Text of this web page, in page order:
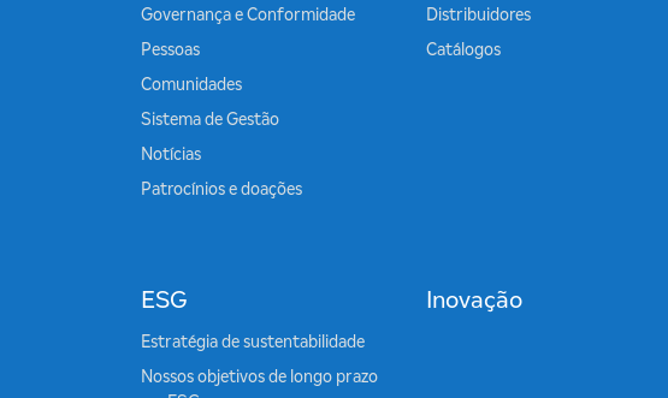
Governança e Conformidade
Pessoas
Comunidades
Sistema de Gestão
Notícias
Patrocínios e doações
Distribuidores
Catálogos
ESG
Estratégia de sustentabilidade
Nossos objetivos de longo prazo
Inovação